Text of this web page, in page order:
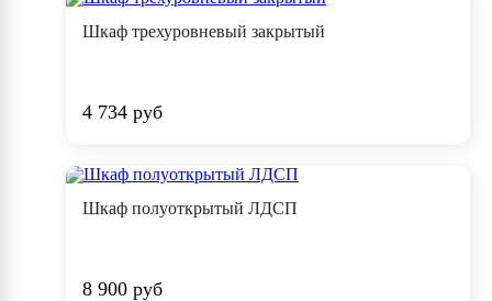
Шкаф трехуровневый закрытый
4 734 руб
Шкаф полуоткрытый ЛДСП
8 900 руб